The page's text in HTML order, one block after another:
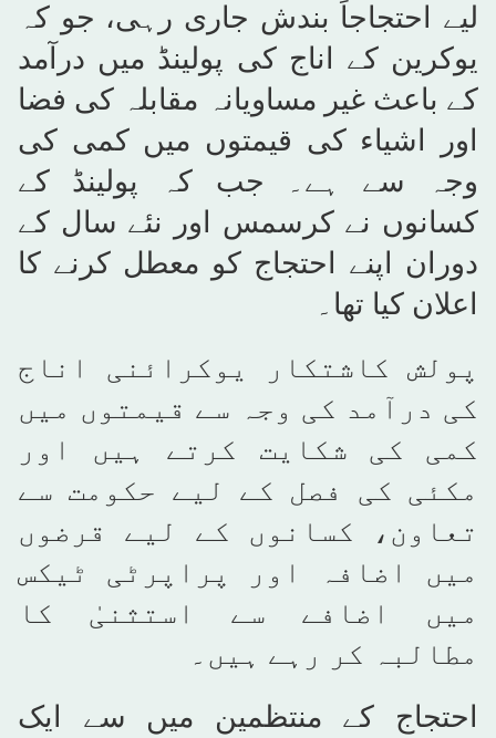
لیے احتجاجاً بندش جاری رہی، جو کہ
یوکرین کے اناج کی پولینڈ میں درآمد
کے باعث غیر مساویانہ مقابلہ کی فضا
اور اشیاء کی قیمتوں میں کمی کی
وجہ سے ہے۔ جب کہ پولینڈ کے
کسانوں نے کرسمس اور نئے سال کے
دوران اپنے احتجاج کو معطل کرنے کا
اعلان کیا تھا۔
پولش کاشتکار یوکرائنی اناج
کی درآمد کی وجہ سے قیمتوں میں
کمی کی شکایت کرتے ہیں اور
مکئی کی فصل کے لیے حکومت سے
تعاون، کسانوں کے لیے قرضوں
میں اضافہ اور پراپرٹی ٹیکس
میں اضافے سے استثنیٰ کا
مطالبہ کر رہے ہیں۔
احتجاج کے منتظمین میں سے ایک